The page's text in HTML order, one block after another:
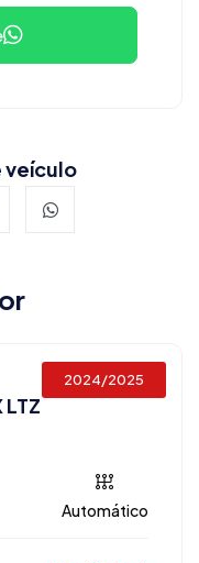
veículo
2024/2025
LTZ
Automático